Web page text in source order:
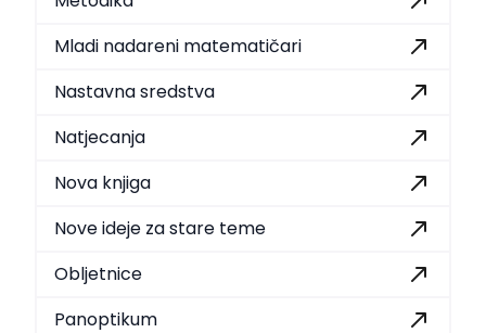
Mladi nadareni matematičari
Nastavna sredstva
Natjecanja
Nova knjiga
Nove ideje za stare teme
Obljetnice
Panoptikum